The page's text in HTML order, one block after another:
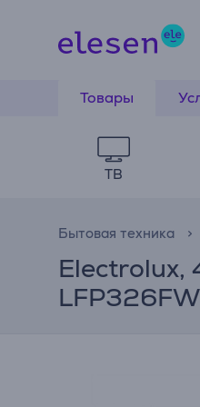
Товары
ТВ
Бытовая техника
Electrolux,
LFP326FW